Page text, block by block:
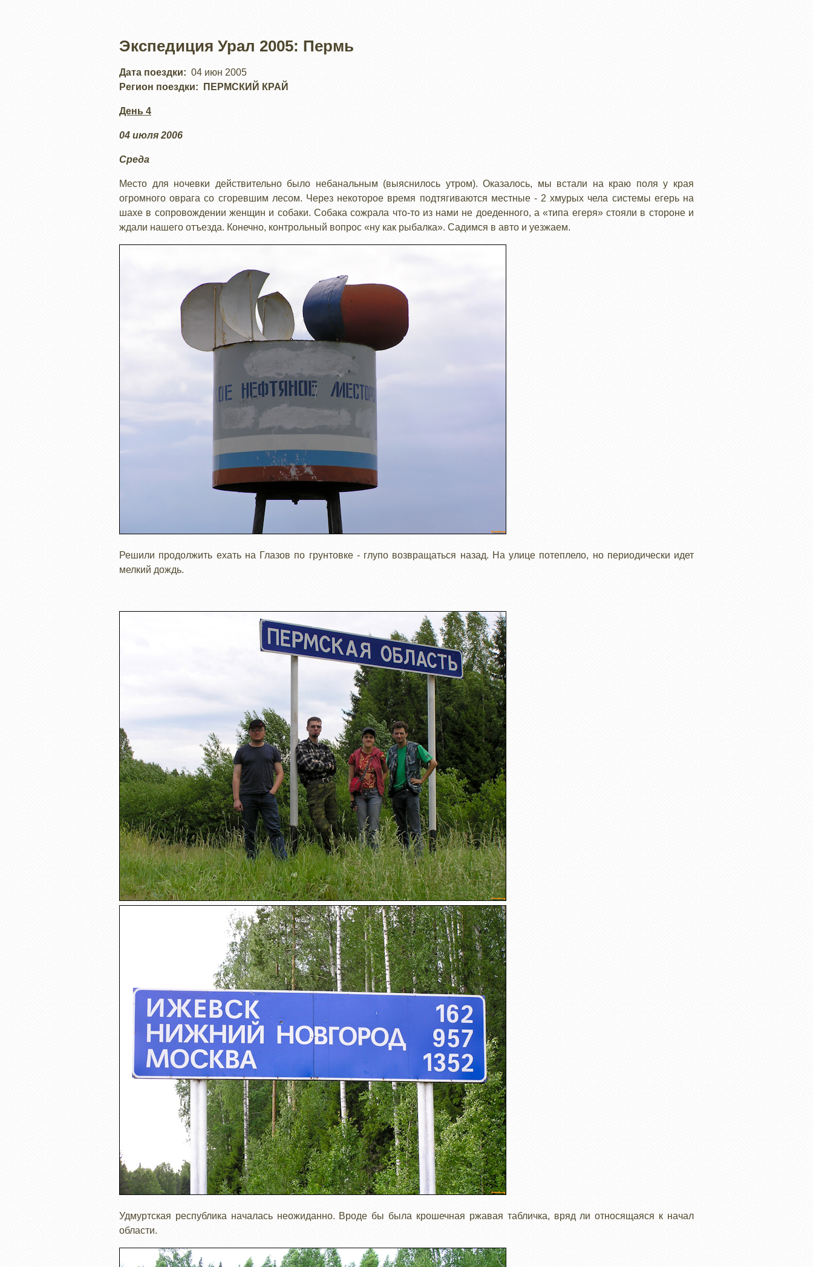
Экспедиция Урал 2005: Пермь
Дата поездки
04 июн 2005
Регион поездки
ПЕРМСКИЙ КРАЙ
День 4
04 июля 2006
Среда
Место для ночевки действительно было небанальным (выяснилось утром). Оказалось, мы встали на краю поля у края
огромного оврага со сгоревшим лесом. Через некоторое время подтягиваются местные - 2 хмурых чела системы егерь на
шахе в сопровождении женщин и собаки. Собака сожрала что-то из нами не доеденного, а «типа егеря» стояли в стороне и
ждали нашего отъезда. Конечно, контрольный вопрос «ну как рыбалка». Садимся в авто и уезжаем.
Решили продолжить ехать на Глазов по грунтовке - глупо возвращаться назад. На улице потеплело, но периодически идет
мелкий дождь.
Удмуртская республика началась неожиданно. Вроде бы была крошечная ржавая табличка, вряд ли относящаяся к начал
области.